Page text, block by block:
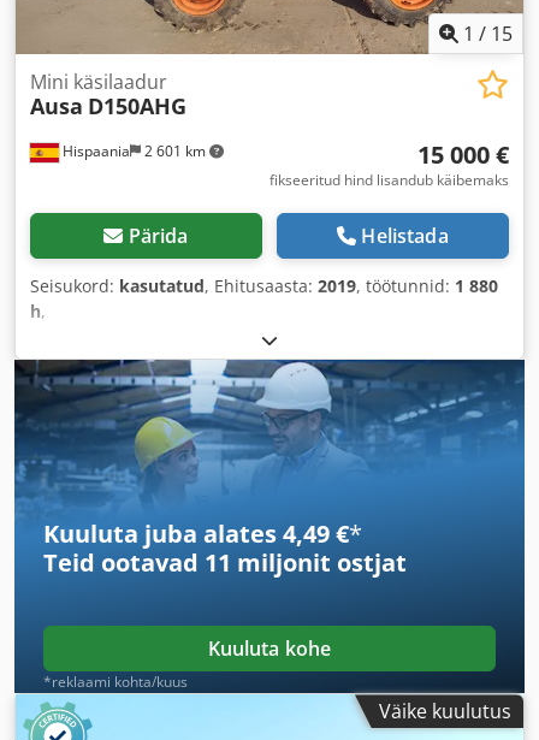
1 / 15
Hispaania 2 601 km
Mini käsilaadur
Ausa D150AHG
15 000 €
fikseeritud hind lisandub käibemaks
Pärida Helistada
Seisukord: kasutatud, Ehitusaasta: 2019, töötunnid: 1 880
h,
Kuuluta juba alates 4,49 €*
Teid ootavad 11 miljonit ostjat
Kuuluta kohe
*reklaami kohta/kuus
Väike kuulutus